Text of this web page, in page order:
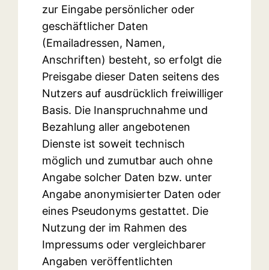
zur Eingabe persönlicher oder
geschäftlicher Daten
(Emailadressen, Namen,
Anschriften) besteht, so erfolgt die
Preisgabe dieser Daten seitens des
Nutzers auf ausdrücklich freiwilliger
Basis. Die Inanspruchnahme und
Bezahlung aller angebotenen
Dienste ist soweit technisch
möglich und zumutbar auch ohne
Angabe solcher Daten bzw. unter
Angabe anonymisierter Daten oder
eines Pseudonyms gestattet. Die
Nutzung der im Rahmen des
Impressums oder vergleichbarer
Angaben veröffentlichten